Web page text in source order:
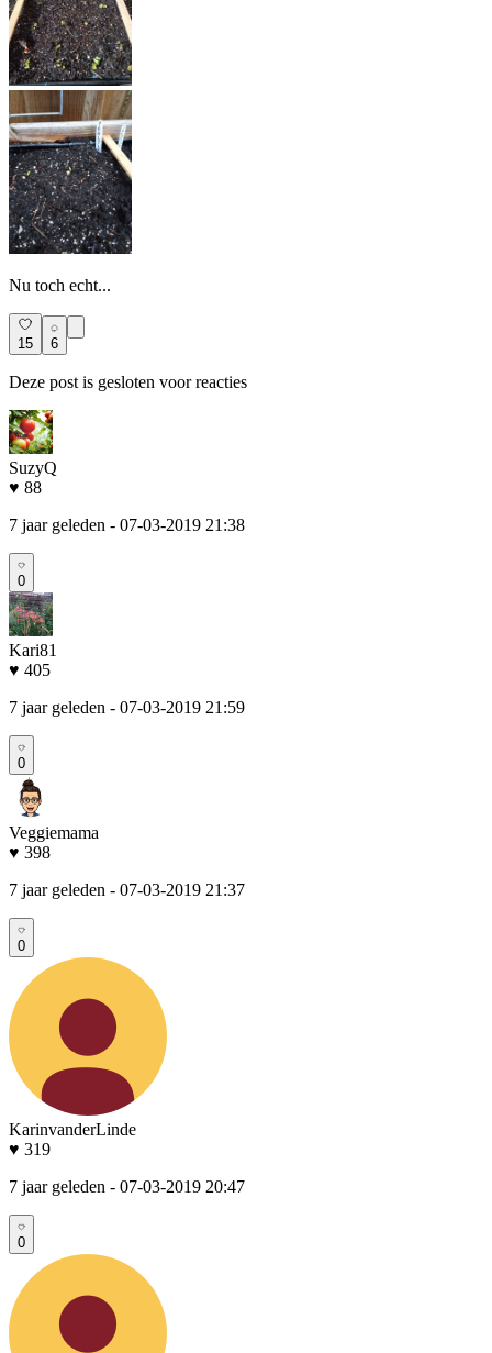
Nu toch echt...
15 6
Deze post is gesloten voor reacties
SuzyQ
♥ 88
7 jaar geleden - 07-03-2019 21:38
0
Kari81
♥ 405
7 jaar geleden - 07-03-2019 21:59
0
Veggiemama
♥ 398
7 jaar geleden - 07-03-2019 21:37
0
KarinvanderLinde
♥ 319
7 jaar geleden - 07-03-2019 20:47
0